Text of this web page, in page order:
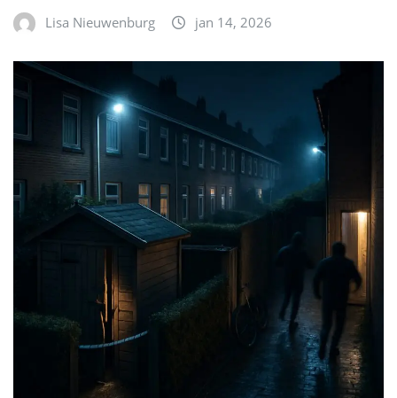
Lisa Nieuwenburg jan 14, 2026